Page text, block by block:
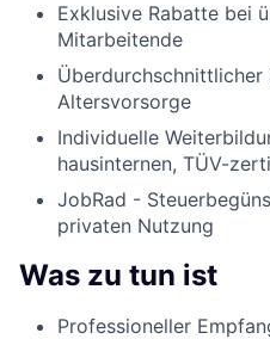
Exklusive Rabatte bei
Mitarbeitende
Überdurchschnittlicher
Altersvorsorge
Individuelle
hausinternen, TÜV-
JobRad -
privaten Nutzung
Was zu tun ist
Professioneller